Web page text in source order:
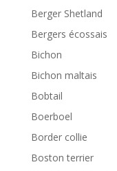
Berger Shetland
Bergers écossais
Bichon
Bichon maltais
Bobtail
Boerboel
Border collie
Boston terrier